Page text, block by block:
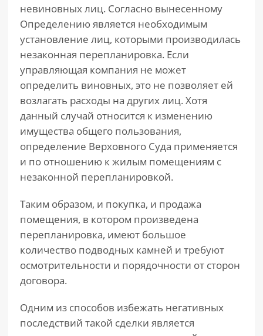
невиновных лиц. Согласно вынесенному
Определению является необходимым
установление лиц, которыми производилась
незаконная перепланировка. Если
управляющая компания не может
определить виновных, это не позволяет ей
возлагать расходы на других лиц. Хотя
данный случай относится к изменению
имущества общего пользования,
определение Верховного Суда применяется
и по отношению к жилым помещениям с
незаконной перепланировкой.
Таким образом, и покупка, и продажа
помещения, в котором произведена
перепланировка, имеют большое
количество подводных камней и требуют
осмотрительности и порядочности от сторон
договора.
Одним из способов избежать негативных
последствий такой сделки является